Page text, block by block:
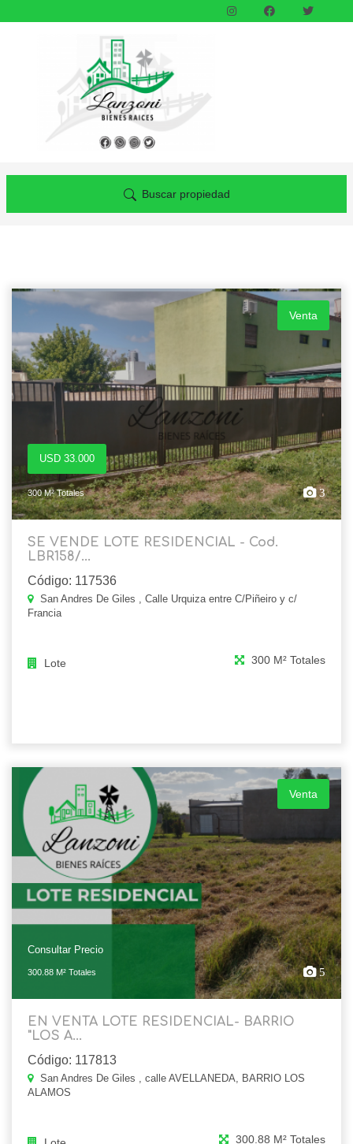
Buscar propiedad
Venta
USD 33.000
300 M² Totales 3
SE VENDE LOTE RESIDENCIAL - Cod.
LBR158/...
Código: 117536
San Andres De Giles , Calle Urquiza entre C/Piñeiro y c/
Francia
Lote 300 M² Totales
Venta
Consultar Precio
300.88 M² Totales 5
EN VENTA LOTE RESIDENCIAL- BARRIO
"LOS A...
Código: 117813
San Andres De Giles , calle AVELLANEDA, BARRIO LOS
ALAMOS
300.88 M² Totales